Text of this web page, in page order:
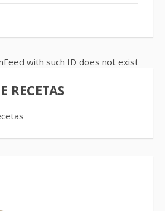
with such ID does not exist
RECETAS